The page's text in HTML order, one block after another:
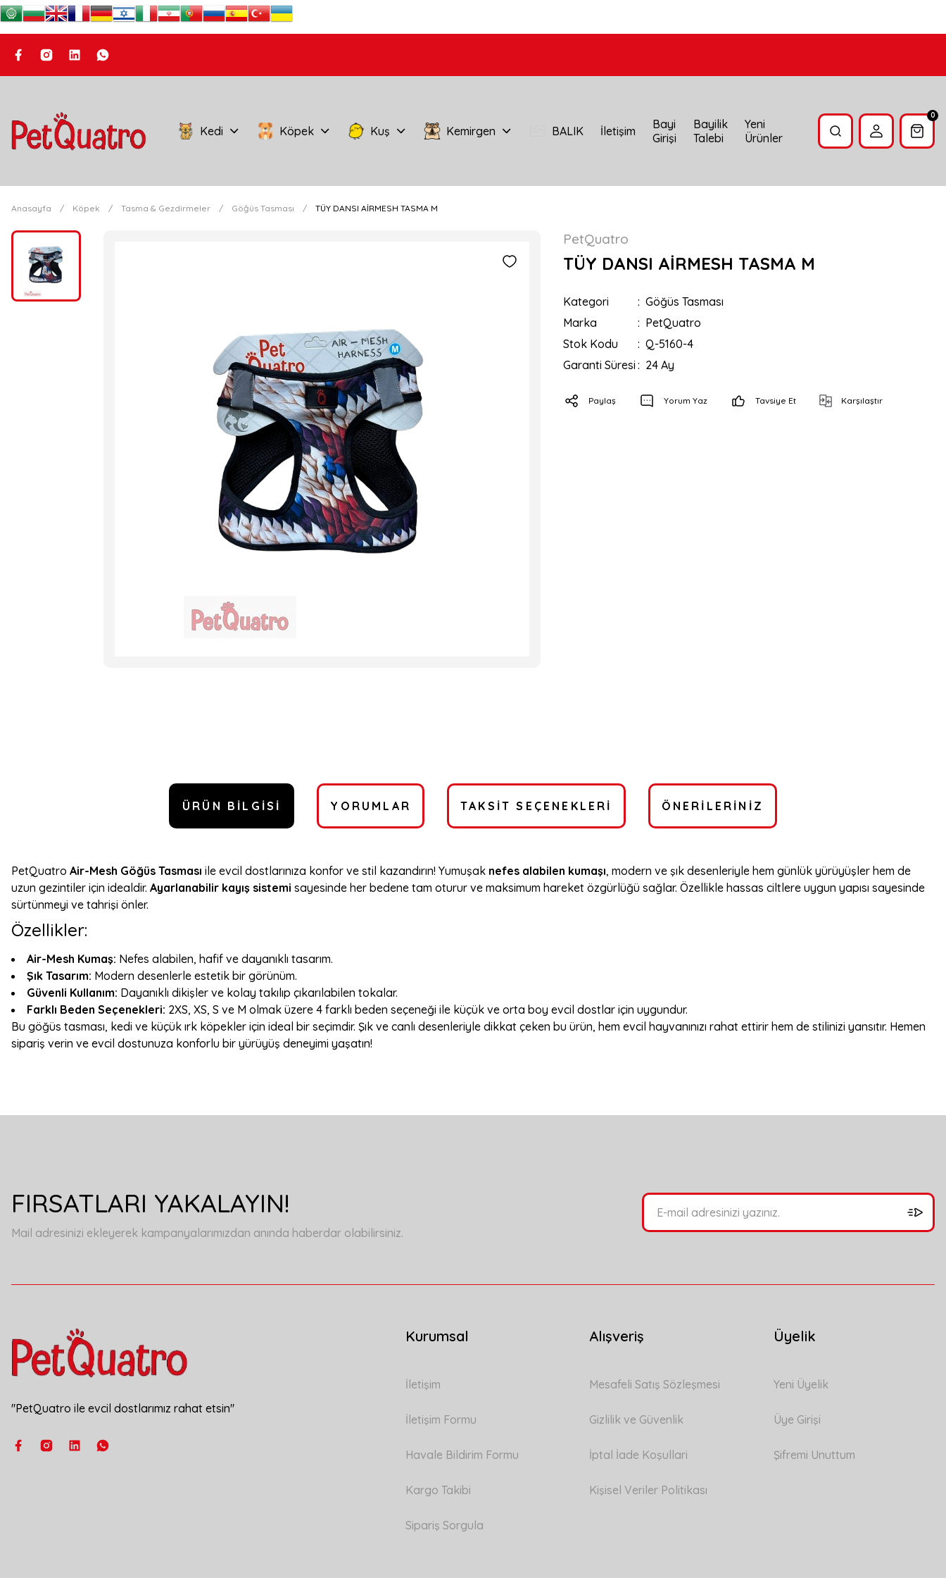
Kedi Köpek Kuş Kemirgen BALIK İletişim
Bayi
Girişi
Bayilik
Talebi
Yeni
Ürünler
0
Anasayfa Köpek Tasma & Gezdirmeler Göğüs Tasması TÜY DANSI AİRMESH TASMA M
PetQuatro
TÜY DANSI AİRMESH TASMA M
Kategori
Göğüs Tasması
Marka
PetQuatro
Stok Kodu
Q-5160-4
Garanti Süresi
24 Ay
Paylaş Yorum Yaz Tavsiye Et Karşılaştır
ÜRÜN BILGISI YORUMLAR TAKSIT SEÇENEKLERI ÖNERILERINIZ
PetQuatro Air-Mesh Göğüs Tasması ile evcil dostlarınıza konfor ve stil kazandırın! Yumuşak nefes alabilen kumaşı, modern ve şık desenleriyle hem günlük yürüyüşler hem de
uzun gezintiler için idealdir. Ayarlanabilir kayış sistemi sayesinde her bedene tam oturur ve maksimum hareket özgürlüğü sağlar. Özellikle hassas ciltlere uygun yapısı sayesinde
sürtünmeyi ve tahrişi önler.
Özellikler:
Air-Mesh Kumaş: Nefes alabilen, hafif ve dayanıklı tasarım.
Şık Tasarım: Modern desenlerle estetik bir görünüm.
Güvenli Kullanım: Dayanıklı dikişler ve kolay takılıp çıkarılabilen tokalar.
Farklı Beden Seçenekleri: 2XS, XS, S ve M olmak üzere 4 farklı beden seçeneği ile küçük ve orta boy evcil dostlar için uygundur.
Bu göğüs tasması, kedi ve küçük ırk köpekler için ideal bir seçimdir. Şık ve canlı desenleriyle dikkat çeken bu ürün, hem evcil hayvanınızı rahat ettirir hem de stilinizi yansıtır. Hemen
sipariş verin ve evcil dostunuza konforlu bir yürüyüş deneyimi yaşatın!
Ürün açıklamasında eksik bilgiler bulunuyor.
Ürün fiyatı diğer sitelerden daha pahalı.
FIRSATLARI YAKALAYIN!
Mail adresinizi ekleyerek kampanyalarımızdan anında haberdar olabilirsiniz.
''PetQuatro ile evcil dostlarımız rahat etsin''
Kurumsal
İletişim
İletişim Formu
Havale Bildirim Formu
Kargo Takibi
Sipariş Sorgula
Alışveriş
Mesafeli Satış Sözleşmesi
Gizlilik ve Güvenlik
İptal İade Koşullari
Kişisel Veriler Politikası
Üyelik
Yeni Üyelik
Üye Girişi
Şifremi Unuttum